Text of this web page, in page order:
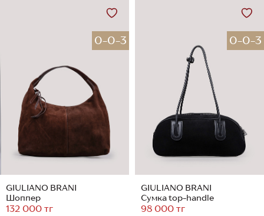
0-0-3
GIULIANO BRANI
Шоппер
132 000 тг
0-0-3
GIULIANO BRANI
Сумка top-handle
98 000 тг